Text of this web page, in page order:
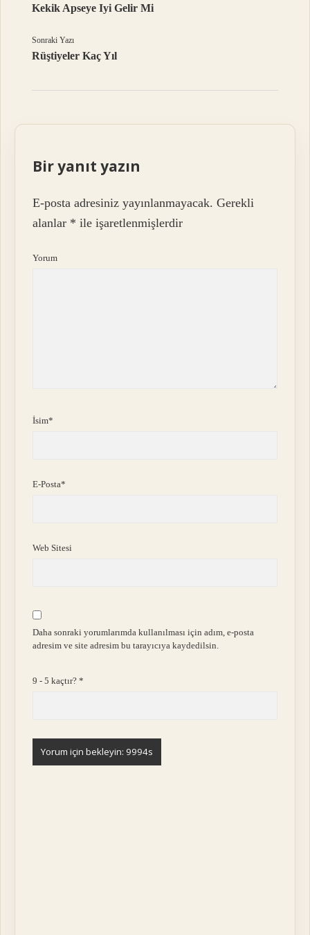
Kekik Apseye Iyi Gelir Mi
Sonraki Yazı
Rüştiyeler Kaç Yıl
Bir yanıt yazın
E-posta adresiniz yayınlanmayacak. Gerekli
alanlar * ile işaretlenmişlerdir
Yorum
İsim*
E-Posta*
Web Sitesi
Daha sonraki yorumlarımda kullanılması için adım, e-posta
adresim ve site adresim bu tarayıcıya kaydedilsin.
9 - 5 kaçtır?*